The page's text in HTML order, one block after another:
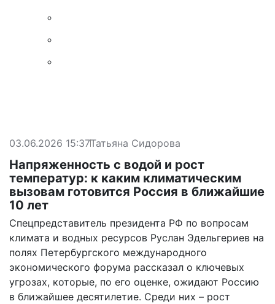
03.06.2026 15:37Татьяна Сидорова
Напряженность с водой и рост
температур: к каким климатическим
вызовам готовится Россия в ближайшие
10 лет
Спецпредставитель президента РФ по вопросам
климата и водных ресурсов Руслан Эдельгериев на
полях Петербургского международного
экономического форума рассказал о ключевых
угрозах, которые, по его оценке, ожидают Россию
в ближайшее десятилетие. Среди них – рост